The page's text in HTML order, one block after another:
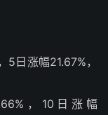
日涨幅21.67%，
，10日涨幅